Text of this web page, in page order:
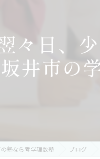
々日、
市の学
塾なら考学理数塾 ブログ